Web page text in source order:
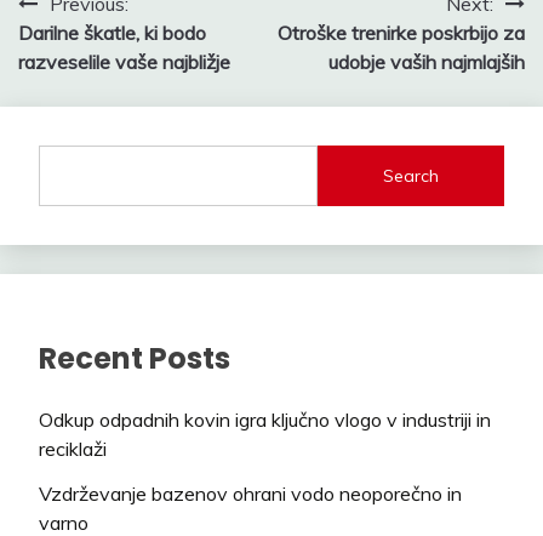
Post
navigation
Darilne škatle, ki bodo
razveselile vaše najbližje
Otroške trenirke poskrbijo za
udobje vaših najmlajših
Search
Recent Posts
Odkup odpadnih kovin igra ključno vlogo v industriji in
reciklaži
Vzdrževanje bazenov ohrani vodo neoporečno in
varno